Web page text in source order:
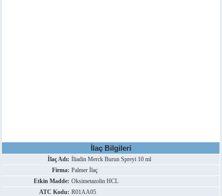
İlaç Bilgileri
İlaç Adı: İliadin Merck Burun Spreyi 10 ml
Firma: Palmer İlaç
Etkin Madde: Oksimetazolin HCL
ATC Kodu: R01AA05